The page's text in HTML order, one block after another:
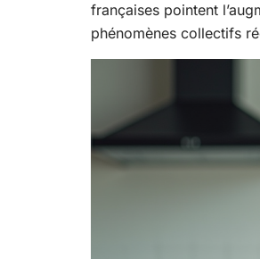
françaises pointent
phénomènes collectifs